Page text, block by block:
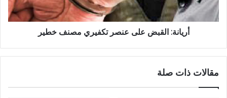
أريانة: القبض على عنصر تكفيري مصنف خطير
مقالات ذات صلة